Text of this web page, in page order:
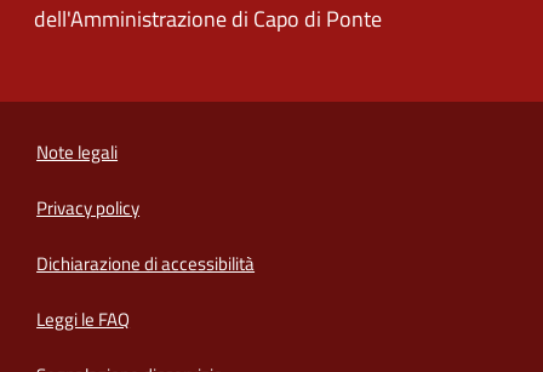
dell'Amministrazione di Capo di Ponte
Note legali
Privacy policy
Dichiarazione di accessibilità
Leggi le FAQ